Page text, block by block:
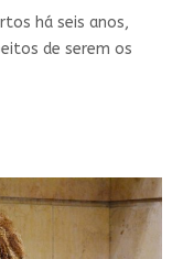
há seis anos,
de serem os